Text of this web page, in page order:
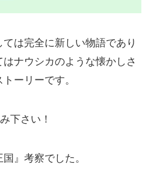
は完全に新しい物語であり
ナウシカのような懐かしさ
ーリーです。
下さい！
』考察でした。